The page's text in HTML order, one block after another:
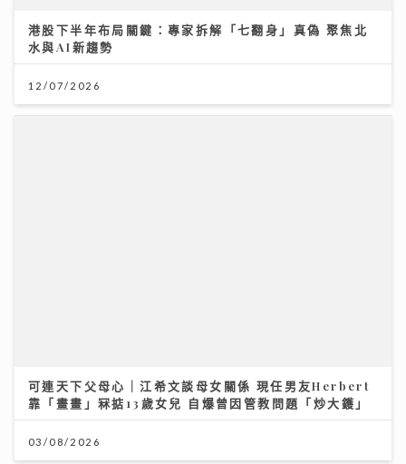
港股下半年布局關鍵：專家拆解「七翻身」真偽 聚焦北
水與AI新趨勢
12/07/2026
可連天下父母心｜江希文談母女關係 現任男友Herbert
靠「畫畫」冧掂13歲女兒 自爆曾因管教問題「炒大鑊」
03/08/2026